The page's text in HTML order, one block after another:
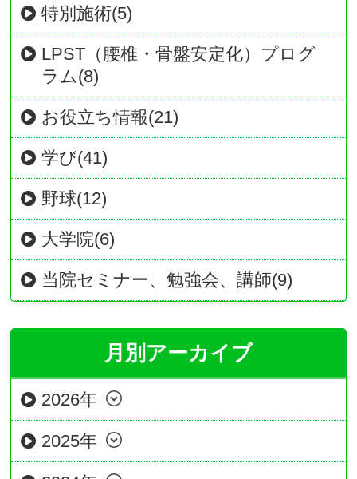
特別施術(5)
LPST（腰椎・骨盤安定化）プログ
ラム(8)
お役立ち情報(21)
学び(41)
野球(12)
大学院(6)
当院セミナー、勉強会、講師(9)
月別アーカイブ
2026年
2025年